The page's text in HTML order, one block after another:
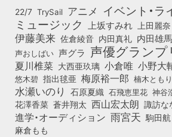
22/7 TrySail アニメ イベント・ラ
ミュージック 上坂すみれ 上田麗奈
伊藤美来 佐倉綾音 内田真礼 内田雄馬
声おしばい 声グラ 声優グランプ
夏川椎菜 大西亜玖璃 小倉唯 小野大
悠木碧 指出毬亜 梅原裕一郎 楠木ともり
水瀬いのり 石原夏織 石飛恵里花 神谷
花澤香菜 蒼井翔太 西山宏太朗 諏訪な
進学・オーディション 雨宮天 駒田航
麻倉もも